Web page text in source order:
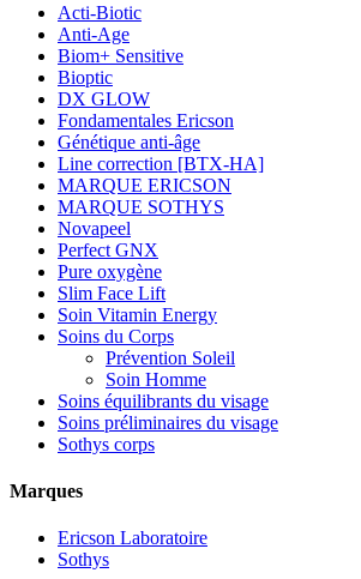
Acti-Biotic
Anti-Age
Biom+ Sensitive
Bioptic
DX GLOW
Fondamentales Ericson
Génétique anti-âge
Line correction [BTX-HA]
MARQUE ERICSON
MARQUE SOTHYS
Novapeel
Perfect GNX
Pure oxygène
Slim Face Lift
Soin Vitamin Energy
Soins du Corps
Prévention Soleil
Soin Homme
Soins équilibrants du visage
Soins préliminaires du visage
Sothys corps
Marques
Ericson Laboratoire
Sothys